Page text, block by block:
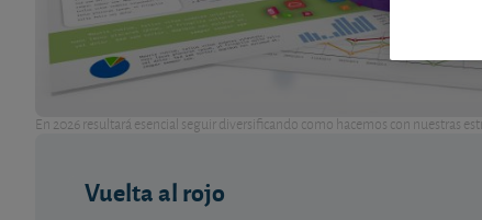
En 2026 resultará esencial seguir diversificando como hacemos con nuestras
Vuelta al rojo